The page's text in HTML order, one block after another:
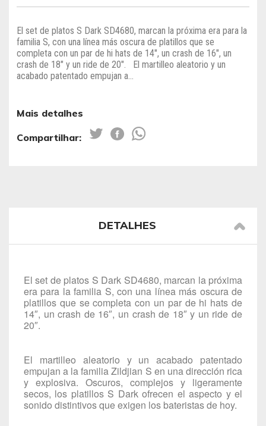
El set de platos S Dark SD4680, marcan la próxima era para la
familia S, con una línea más oscura de platillos que se
completa con un par de hi hats de 14″, un crash de 16″, un
crash de 18″ y un ride de 20″. El martilleo aleatorio y un
acabado patentado empujan a...
Mais detalhes
Compartilhar:
DETALHES
El set de platos S Dark SD4680, marcan la próxima
era para la familia S, con una línea más oscura de
platillos que se completa con un par de hi hats de
14″, un crash de 16″, un crash de 18″ y un ride de
20″.
El martilleo aleatorio y un acabado patentado
empujan a la familia Zildjian S en una dirección rica
y explosiva. Oscuros, complejos y ligeramente
secos, los platillos S Dark ofrecen el aspecto y el
sonido distintivos que exigen los bateristas de hoy.